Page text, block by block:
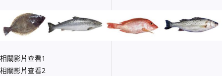
相關影片查看1
相關影片查看2